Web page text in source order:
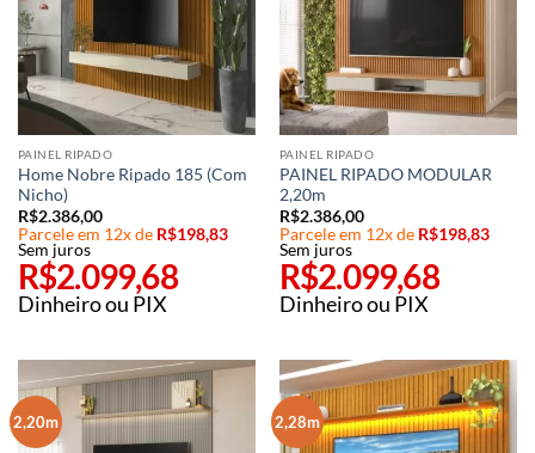
PAINEL RIPADO
Home Nobre Ripado 185 (Com
Nicho)
R$2.386,00
Parcele em 12x de R$198,83
Sem juros
R$2.099,68
Dinheiro ou PIX
PAINEL RIPADO
PAINEL RIPADO MODULAR
2,20m
R$2.386,00
Parcele em 12x de R$198,83
Sem juros
R$2.099,68
Dinheiro ou PIX
2,20m 2,28m